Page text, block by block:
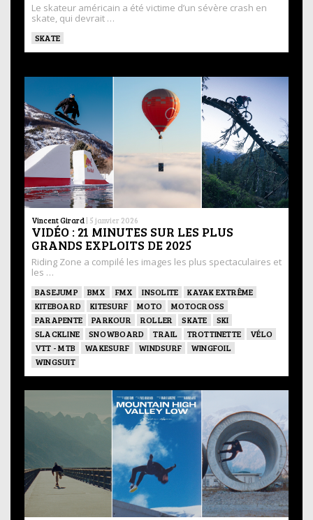
Le skateur américain a été victime d’un sévère crash en
skate, qui devrait …
SKATE
Vincent Girard | 5 janvier 2026
VIDÉO : 21 MINUTES SUR LES PLUS
GRANDS EXPLOITS DE 2025
Riding Zone a compilé les images les plus spectaculaires et
les …
BASEJUMP BMX FMX INSOLITE
KAYAK EXTRÊME
KITEBOARD
KITESURF MOTO
MOTOCROSS
PARAPENTE
PARKOUR ROLLER SKATE
SKI
SLACKLINE
SNOWBOARD TRAIL TROTTINETTE
VÉLO
VTT - MTB
WAKESURF WINDSURF
WINGFOIL
WINGSUIT